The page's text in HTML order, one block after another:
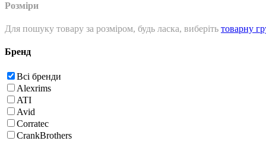
Розміри
Для пошуку товару за розміром, будь ласка, виберіть товарну
Бренд
Всі бренди
Alexrims
ATI
Avid
Corratec
CrankBrothers